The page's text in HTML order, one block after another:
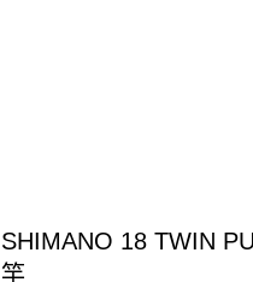
SHIMANO 18 TWIN
竿